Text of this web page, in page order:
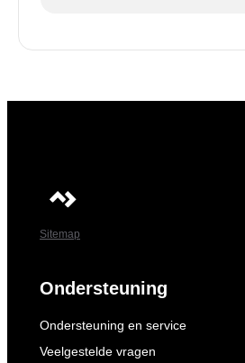
Sitemap
Ondersteuning
Ondersteuning en service
Veelgestelde vragen